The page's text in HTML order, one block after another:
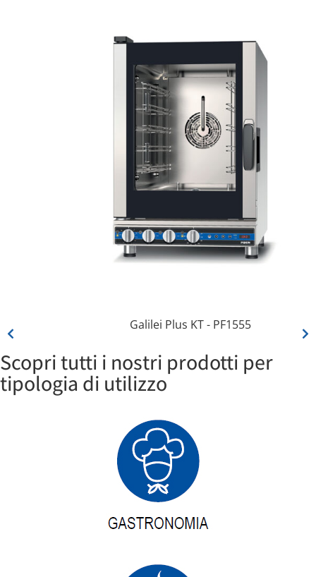
Galilei Plus KT - PF1555
Scopri tutti i nostri prodotti per
tipologia di utilizzo